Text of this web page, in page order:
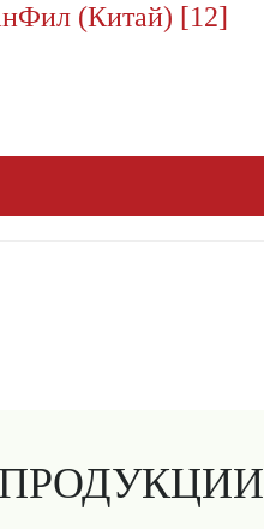
(Китай) [12]